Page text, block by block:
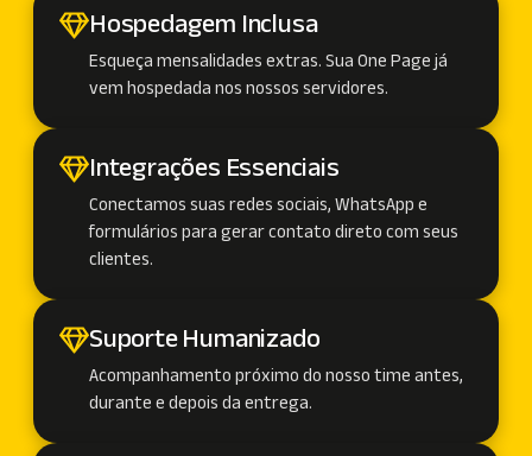
Hospedagem Inclusa
Esqueça mensalidades extras. Sua One Page já
vem hospedada nos nossos servidores.
Integrações Essenciais
Conectamos suas redes sociais, WhatsApp e
formulários para gerar contato direto com seus
clientes.
Suporte Humanizado
Acompanhamento próximo do nosso time antes,
durante e depois da entrega.